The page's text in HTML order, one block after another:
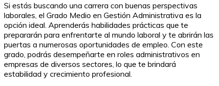
Si estás buscando una carrera con buenas perspectivas
laborales, el Grado Medio en Gestión Administrativa es la
opción ideal. Aprenderás habilidades prácticas que te
prepararán para enfrentarte al mundo laboral y te abrirán las
puertas a numerosas oportunidades de empleo. Con este
grado, podrás desempeñarte en roles administrativos en
empresas de diversos sectores, lo que te brindará
estabilidad y crecimiento profesional.